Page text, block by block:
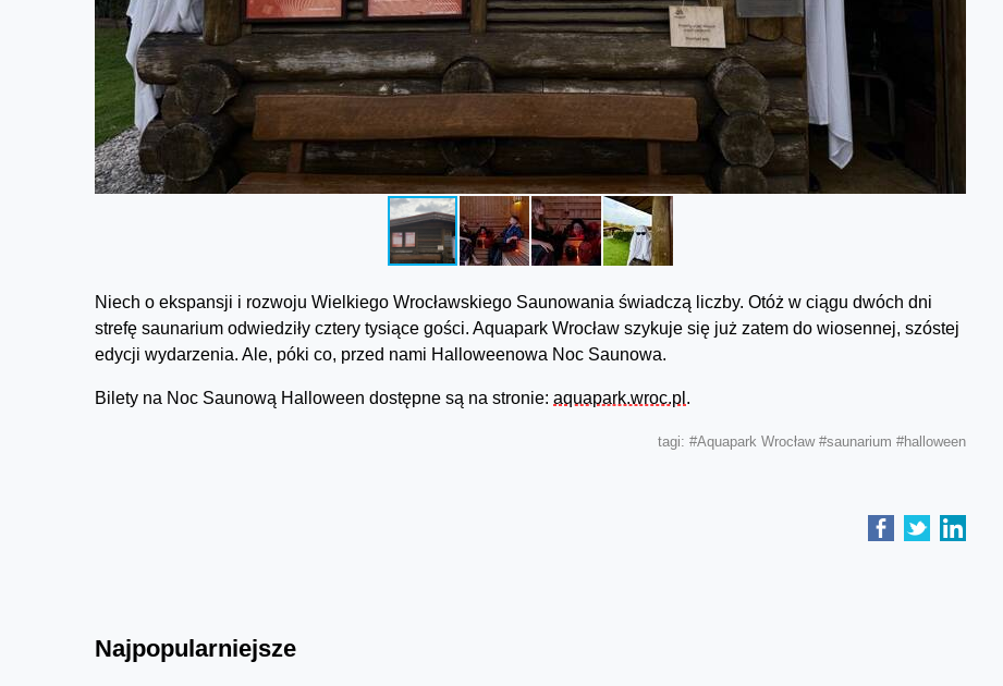
Niech o ekspansji i rozwoju Wielkiego Wrocławskiego Saunowania świadczą liczby. Otóż w ciągu dwóch dni
strefę saunarium odwiedziły cztery tysiące gości. Aquapark Wrocław szykuje się już zatem do wiosennej, szóstej
edycji wydarzenia. Ale, póki co, przed nami Halloweenowa Noc Saunowa.
Bilety na Noc Saunową Halloween dostępne są na stronie: aquapark.wroc.pl .
tagi: #Aquapark Wrocław #saunarium #halloween
Najpopularniejsze